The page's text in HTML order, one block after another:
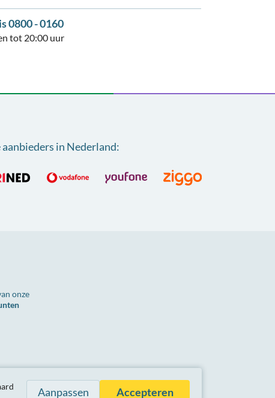
0800 - 0160
tot 20:00 uur
in Nederland:
onze
zijn inclusief btw.
Aanpassen Accepteren